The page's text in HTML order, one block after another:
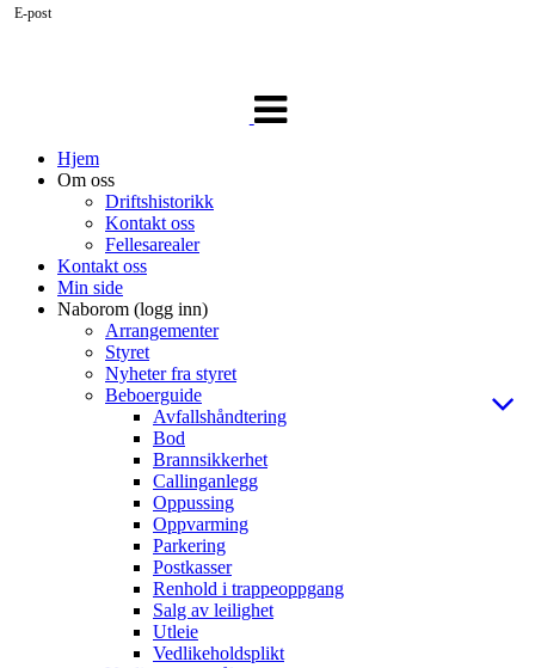
navigasjon
Hjem
Om oss
Driftshistorikk
Kontakt oss
Fellesarealer
Kontakt oss
Min side
Naborom (logg inn)
Arrangementer
Styret
Nyheter fra styret
Beboerguide
Avfallshåndtering
Bod
Brannsikkerhet
Callinganlegg
Oppussing
Oppvarming
Parkering
Postkasser
Renhold i trappeoppgang
Salg av leilighet
Utleie
Vedlikeholdsplikt
E-post